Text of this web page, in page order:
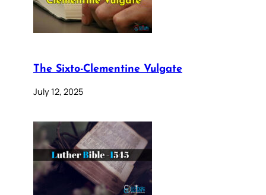
The Sixto-Clementine Vulgate
July 12, 2025